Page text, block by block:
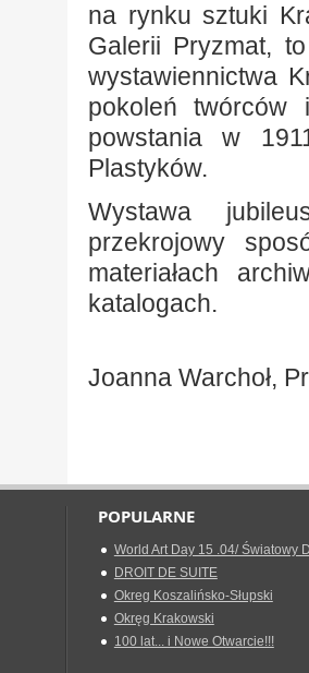
na rynku sztuki
Galerii Pryzmat,
wystawiennictwa
pokoleń
powstania w
Plastyków.
Wystawa
przekrojowy
materiałach
katalogach.
Joanna Warchoł,
POPULARNE
World Art Day 15 .04/ Światowy
DROIT DE SUITE
Okreg Koszalińsko-Słupski
Okręg Krakowski
100 lat... i Nowe Otwarcie!!!